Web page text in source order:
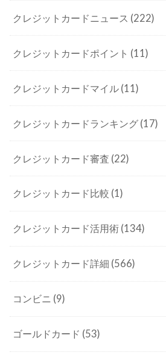
クレジットカードニュース (222)
クレジットカードポイント (11)
クレジットカードマイル (11)
クレジットカードランキング (17)
クレジットカード審査 (22)
クレジットカード比較 (1)
クレジットカード活用術 (134)
クレジットカード詳細 (566)
コンビニ (9)
ゴールドカード (53)